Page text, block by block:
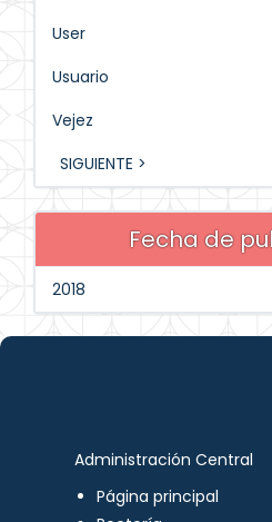
User
Usuario
Vejez
SIGUIENTE >
Fecha de
2018
Administración Central
Página principal